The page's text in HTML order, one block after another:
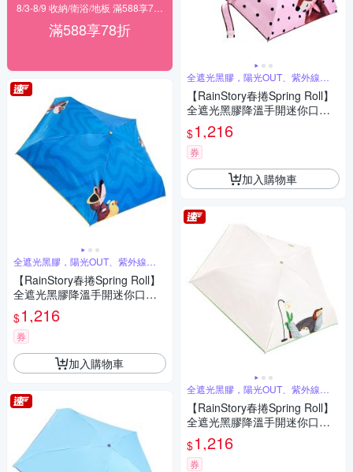
滿588享78折
全遮光黑膠，陽光OUT、紫外線
BYE
【RainStory春捲Spring Roll】
全遮光黑膠降溫手開迷你口袋
傘(海灘漫步)
$1,216
券
加入購物車
全遮光黑膠，陽光OUT、紫外線
BYE
【RainStory春捲Spring Roll】
全遮光黑膠降溫手開迷你口袋
傘(法式粉點)
$1,216
券
加入購物車
全遮光黑膠，陽光OUT、紫外線
BYE
【RainStory春捲Spring Roll】
全遮光黑膠降溫手開迷你口袋
傘(被窩日常)
$1,216
券